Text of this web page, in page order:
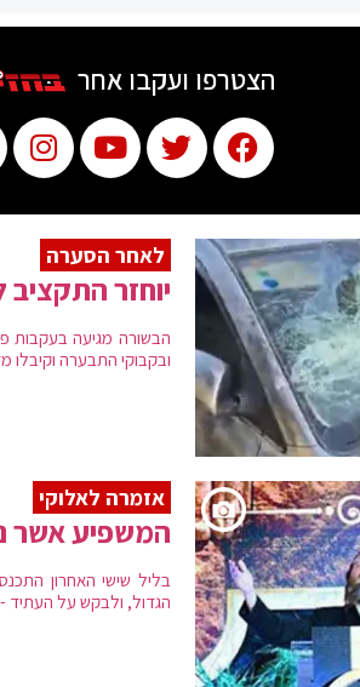
הצטרפו ועקבו אחר
לאחר הסערה
יוחזר התקציב
הבשורה מגיעה בעקבות
ובקבוקי התבערה וקיבלו
אזמרה לאלוקי
המשפיע אשר
בליל שישי האחרון
הגדול, ולבקש על העתיד